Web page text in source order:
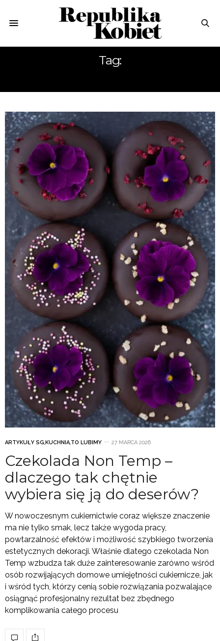
Tag:
ARTYKUŁY SG,KUCHNIA,TO LUBIMY 27 MARCA 2026
Czekolada Non Temp –
dlaczego tak chętnie
wybiera się ją do deserów?
W nowoczesnym cukiernictwie coraz większe znaczenie
ma nie tylko smak, lecz także wygoda pracy,
powtarzalność efektów i możliwość szybkiego tworzenia
estetycznych dekoracji. Właśnie dlatego czekolada Non
Temp wzbudza tak duże zainteresowanie zarówno wśród
osób rozwijających domowe umiejętności cukiernicze, jak
i wśród tych, którzy cenią sobie rozwiązania pozwalające
osiągnąć profesjonalny rezultat bez zbędnego
komplikowania całego procesu